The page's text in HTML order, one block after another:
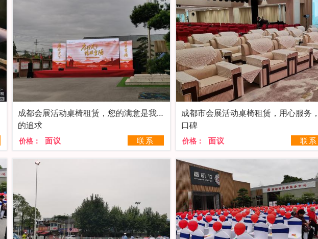
成都会展活动桌椅租赁，您的满意是我们
的追求
价格： 面议 联系
成都市会展活动桌椅租赁，用心服务
口碑
价格： 面议 联系